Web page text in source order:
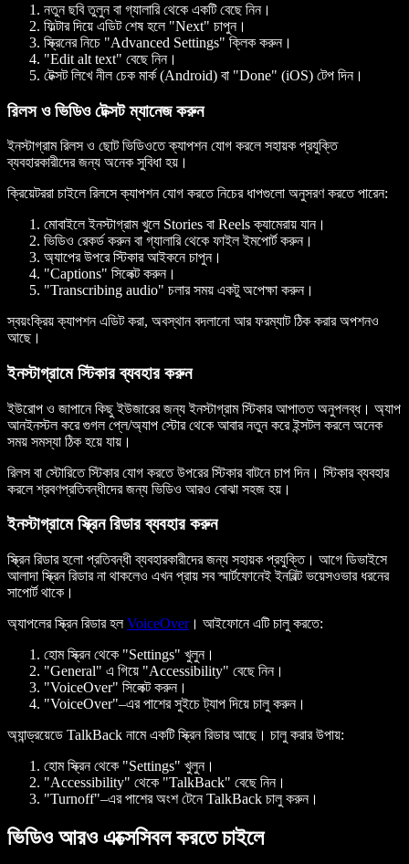
নতুন ছবি তুলুন বা গ্যালারি থেকে একটি বেছে নিন।
ফিল্টার দিয়ে এডিট শেষ হলে "Next" চাপুন।
স্ক্রিনের নিচে "Advanced Settings" ক্লিক করুন।
"Edit alt text" বেছে নিন।
টেক্সট লিখে নীল চেক মার্ক (Android) বা "Done" (iOS) টেপ দিন।
রিলস ও ভিডিও টেক্সট ম্যানেজ করুন
ইনস্টাগ্রাম রিলস ও ছোট ভিডিওতে ক্যাপশন যোগ করলে সহায়ক প্রযুক্তি
ব্যবহারকারীদের জন্য অনেক সুবিধা হয়।
ক্রিয়েটররা চাইলে রিলসে ক্যাপশন যোগ করতে নিচের ধাপগুলো অনুসরণ করতে পারেন:
মোবাইলে ইনস্টাগ্রাম খুলে Stories বা Reels ক্যামেরায় যান।
ভিডিও রেকর্ড করুন বা গ্যালারি থেকে ফাইল ইমপোর্ট করুন।
অ্যাপের উপরে স্টিকার আইকনে চাপুন।
"Captions" সিলেক্ট করুন।
"Transcribing audio" চলার সময় একটু অপেক্ষা করুন।
স্বয়ংক্রিয় ক্যাপশন এডিট করা, অবস্থান বদলানো আর ফরম্যাট ঠিক করার অপশনও
আছে।
ইনস্টাগ্রামে স্টিকার ব্যবহার করুন
ইউরোপ ও জাপানে কিছু ইউজারের জন্য ইনস্টাগ্রাম স্টিকার আপাতত অনুপলব্ধ। অ্যাপ
আনইনস্টল করে গুগল প্লে/অ্যাপ স্টোর থেকে আবার নতুন করে ইন্সটল করলে অনেক
সময় সমস্যা ঠিক হয়ে যায়।
রিলস বা স্টোরিতে স্টিকার যোগ করতে উপরের স্টিকার বাটনে চাপ দিন। স্টিকার ব্যবহার
করলে শ্রবণপ্রতিবন্ধীদের জন্য ভিডিও আরও বোঝা সহজ হয়।
ইনস্টাগ্রামে স্ক্রিন রিডার ব্যবহার করুন
স্ক্রিন রিডার হলো প্রতিবন্ধী ব্যবহারকারীদের জন্য সহায়ক প্রযুক্তি। আগে ডিভাইসে
আলাদা স্ক্রিন রিডার না থাকলেও এখন প্রায় সব স্মার্টফোনেই ইনবিল্ট ভয়েসওভার ধরনের
সাপোর্ট থাকে।
অ্যাপলের স্ক্রিন রিডার হলVoiceOver। আইফোনে এটি চালু করতে:
হোম স্ক্রিন থেকে "Settings" খুলুন।
"General" এ গিয়ে "Accessibility" বেছে নিন।
"VoiceOver" সিলেক্ট করুন।
"VoiceOver"–এর পাশের সুইচে ট্যাপ দিয়ে চালু করুন।
অ্যান্ড্রয়েডে TalkBack নামে একটি স্ক্রিন রিডার আছে। চালু করার উপায়:
হোম স্ক্রিন থেকে "Settings" খুলুন।
"Accessibility" থেকে "TalkBack" বেছে নিন।
"Turnoff"–এর পাশের অংশ টেনে TalkBack চালু করুন।
ভিডিও আরও এক্সেসিবল করতে চাইলে